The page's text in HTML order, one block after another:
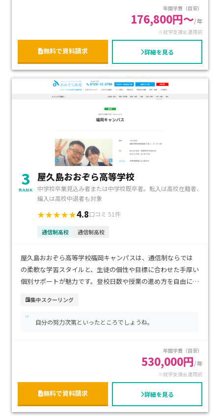
「スマートⅡ」で約373000円〜、進学型やプログラミング特
化型の「スマートⅢ」は約573000円〜と選べるコース制で、
就学支援金により最大約297000円の減免が可能です
。全教員が学習心理支援カウンセラー資格を持ち、コーチン
グ担任による個別フォローがあるため、精神的にも安心。自
宅中心で無理なく学びたい方、高卒資格取得と進学・キャリ
ア形成を両立したい方に特におすすめです。
えてる娘を見て安心しています。何か問題があったらすぐ
に連絡も取っていただけますし、サポートも充実していま
す本当に感謝しています。たった３年しか学べないのが残
念です。大学も作ってほしい位です!!
年間学費（目安）
176,800円～/年
※就学支援金適用前
無料で資料請求 詳細を見る
3
RANK
屋久島おおぞら高等学校
中学校卒業見込み者または中学校既卒者。転入は高校在籍者、
編入は高校中退者も対象
★★★★★4.8口コミ 51件
通信制高校 通信制高校
屋久島おおぞら高等学校福岡キャンパスは、通信制ならでは
の柔軟な学習スタイルと、生徒の個性や目標に合わせた手厚い
個別サポートが魅力です。登校日数や授業の進め方を自由に選
びたい方にも安心です。博多駅や天神駅からアクセスしやすい
都市型の立地で、通学の利便性も高い環境です。学費は通信制
高校として比較的抑えられており、経済的にも続けやすいのが
集中スクーリング
" 自分の努力次第といったところでしょうね。
年間学費（目安）
530,000円/年
※就学支援金適用前
無料で資料請求 詳細を見る